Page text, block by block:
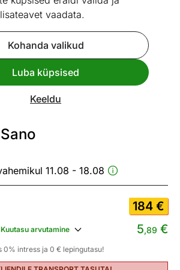
vaadata.
Kohanda valikud
Luba küpsised
Keeldu
Vaata sarnaseid
11.08 - 18.08
184 €
Kuutasu arvutamine 5,89 €
0% intress ja 0 € lepingutasu!